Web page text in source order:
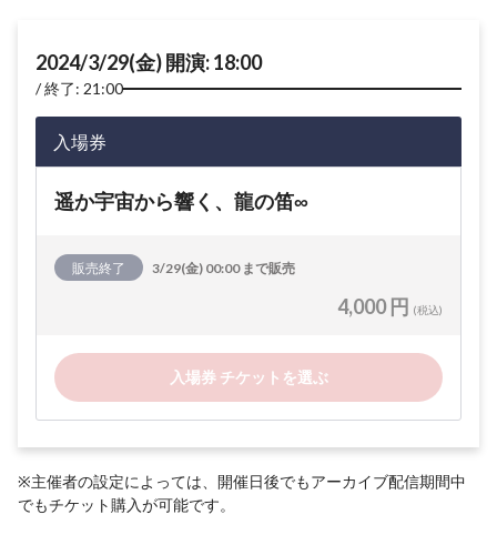
2024/3/29(金) 開演: 18:00
終了: 21:00
入場券
遥か宇宙から響く、龍の笛∞
販売終了 3/29(金) 00:00 まで販売
4,000 円 (税込)
入場券 チケットを選ぶ
※主催者の設定によっては、開催日後でもアーカイブ配信期間中
でもチケット購入が可能です。